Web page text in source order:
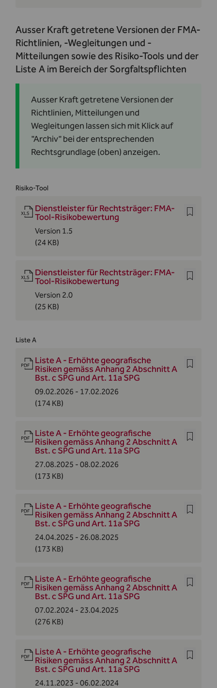
Ausser Kraft getretene Versionen der FMA-
Richtlinien, -Wegleitungen und -
Mitteilungen sowie des Risiko-Tools und der
Liste A im Bereich der Sorgfaltspflichten
Ausser Kraft getretene Versionen der
Richtlinien, Mitteilungen und
Wegleitungen lassen sich mit Klick auf
"Archiv" bei der entsprechenden
Rechtsgrundlage (oben) anzeigen.
Risiko-Tool
Dienstleister für Rechtsträger: FMA-
Tool-Risikobewertung
Version 1.5
(24 KB)
Dienstleister für Rechtsträger: FMA-
Tool-Risikobewertung
Version 2.0
(25 KB)
Liste A
Liste A - Erhöhte geografische
Risiken gemäss Anhang 2 Abschnitt A
Bst. c SPG und Art. 11a SPG
09.02.2026 - 17.02.2026
(174 KB)
Liste A - Erhöhte geografische
Risiken gemäss Anhang 2 Abschnitt A
Bst. c SPG und Art. 11a SPG
27.08.2025 - 08.02.2026
(173 KB)
Liste A - Erhöhte geografische
Risiken gemäss Anhang 2 Abschnitt A
Bst. c SPG und Art. 11a SPG
24.04.2025 - 26.08.2025
(173 KB)
Liste A - Erhöhte geografische
Risiken gemäss Anhang 2 Abschnitt A
Bst. c SPG und Art. 11a SPG
07.02.2024 - 23.04.2025
(276 KB)
Liste A - Erhöhte geografische
Risiken gemäss Anhang 2 Abschnitt A
Bst. c SPG und Art. 11a SPG
24.11.2023 - 06.02.2024